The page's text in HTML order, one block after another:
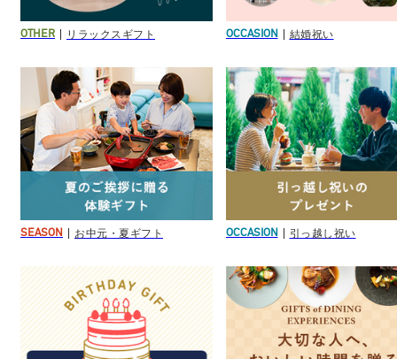
OTHER リラックスギフト OCCASION 結婚祝い
SEASON お中元・夏ギフト OCCASION 引っ越し祝い